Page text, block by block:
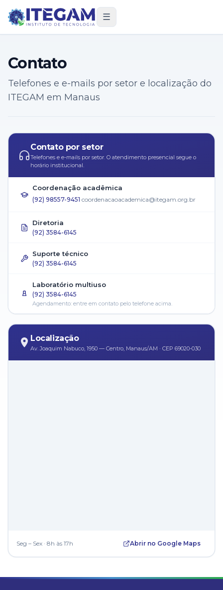
☰
Contato
Telefones e e-mails por setor e localização do
ITEGAM em Manaus
Contato por setor
Telefones e e-mails por setor. O atendimento presencial segue o
horário institucional.
Coordenação acadêmica
(92) 98557-9451·coordenacaoacademica@itegam.org.br
Diretoria
(92) 3584-6145
Suporte técnico
(92) 3584-6145
Laboratório multiuso
(92) 3584-6145
Agendamento: entre em contato pelo telefone acima.
Localização
Av. Joaquim Nabuco, 1950 — Centro, Manaus/AM · CEP 69020-030
Seg – Sex · 8h às 17h Abrir no Google Maps